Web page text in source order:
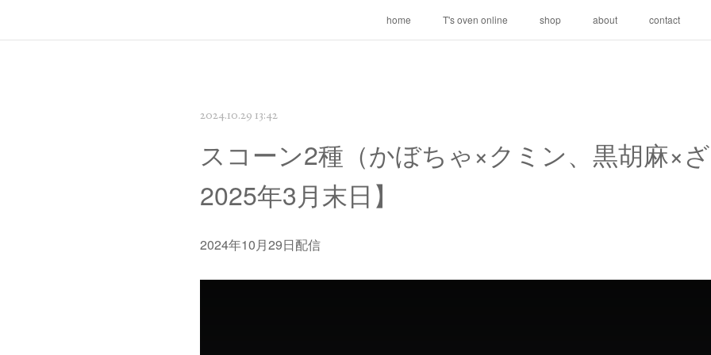
home T's oven online shop about contact
2024.10.29 13:42
スコーン2種（かぼちゃ×クミン、黒胡麻×
2025年3月末日】
2024年10月29日配信